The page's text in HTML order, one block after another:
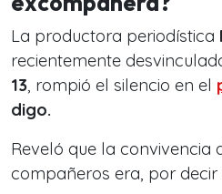
La productora periodística
recientemente
13, rompió el silencio en el
digo.
Reveló que la convivencia
compañeros era, por decir